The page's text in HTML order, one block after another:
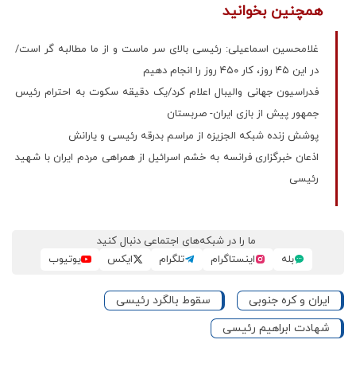
همچنین بخوانید
غلامحسین اسماعیلی: رئیسی بالای سر ماست و از ما مطالبه گر است/
در این ۴۵ روز، کار ۴۵۰ روز را انجام دهیم
فدراسیون جهانی والیبال اعلام کرد/یک دقیقه سکوت به احترام رئیس
جمهور پیش از بازی ایران- صربستان
پوشش زنده شبکه الجزیزه از مراسم بدرقه رئیسی و یارانش
اذعان خبرگزاری فرانسه به خشم اسرائیل از همراهی مردم ایران با شهید
رئیسی
ما را در شبکه‌های اجتماعی دنبال کنید
بله
اینستاگرام تلگرام ایکس یوتیوب
ایران و کره جنوبی
سقوط بالگرد رئیسی
شهادت ابراهیم رئیسی